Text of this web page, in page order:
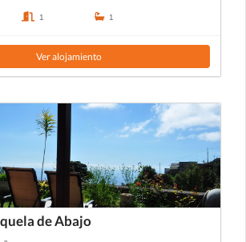
1 1
Ver alojamiento
de Abajo